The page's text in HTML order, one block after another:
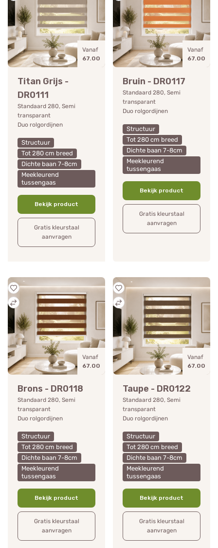
Vanaf
67.00
Titan Grijs -
DR0111
Standaard 280, Semi
transparant
Duo rolgordijnen
Structuur
Tot 280 cm breed
Dichte baan 7-8cm
Meekleurend
tussengaas
Bekijk product
Gratis kleurstaal
aanvragen
Vanaf
67.00
Bruin - DR0117
Standaard 280, Semi
transparant
Duo rolgordijnen
Structuur
Tot 280 cm breed
Dichte baan 7-8cm
Meekleurend
tussengaas
Bekijk product
Gratis kleurstaal
aanvragen
Vanaf
67.00
Brons - DR0118
Standaard 280, Semi
transparant
Duo rolgordijnen
Structuur
Tot 280 cm breed
Dichte baan 7-8cm
Meekleurend
tussengaas
Bekijk product
Gratis kleurstaal
aanvragen
Vanaf
67.00
Taupe - DR0122
Standaard 280, Semi
transparant
Duo rolgordijnen
Structuur
Tot 280 cm breed
Dichte baan 7-8cm
Meekleurend
tussengaas
Bekijk product
Gratis kleurstaal
aanvragen